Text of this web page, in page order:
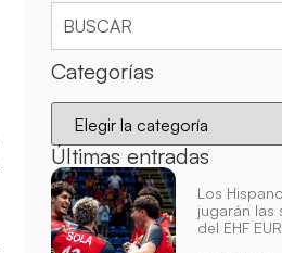
Categorías
Últimas entradas
Los
jugarán las
del EHF